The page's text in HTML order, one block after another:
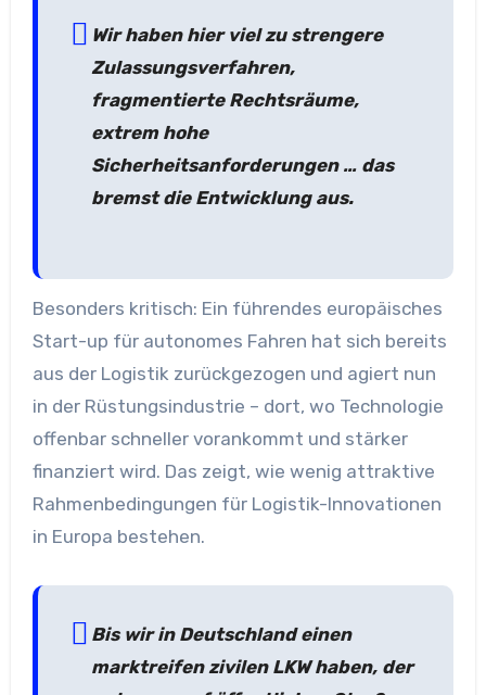
Wir haben hier viel zu strengere
Zulassungsverfahren,
fragmentierte Rechtsräume,
extrem hohe
Sicherheitsanforderungen … das
bremst die Entwicklung aus.
Besonders kritisch: Ein führendes europäisches
Start-up für autonomes Fahren hat sich bereits
aus der Logistik zurückgezogen und agiert nun
in der Rüstungsindustrie – dort, wo Technologie
offenbar schneller vorankommt und stärker
finanziert wird. Das zeigt, wie wenig attraktive
Rahmenbedingungen für Logistik-Innovationen
in Europa bestehen.
Bis wir in Deutschland einen
marktreifen zivilen LKW haben, der